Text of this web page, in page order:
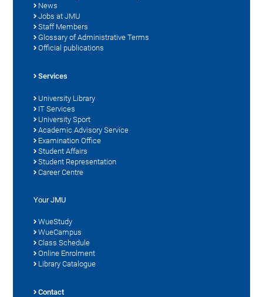
News
Jobs at JMU
Staff Members
Glossary of Administrative Terms
Official publications
Services
University Library
IT Services
University Sport
Academic Advisory Service
Examination Office
Student Affairs
Student Representation
Career Centre
Your JMU
WueStudy
WueCampus
Class Schedule
Online Enrolment
Library Catalogue
Contact